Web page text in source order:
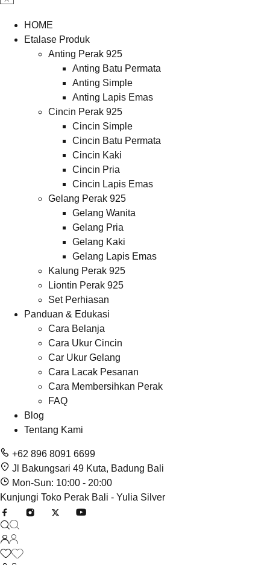
HOME
Etalase Produk
Anting Perak 925
Anting Batu Permata
Anting Simple
Anting Lapis Emas
Cincin Perak 925
Cincin Simple
Cincin Batu Permata
Cincin Kaki
Cincin Pria
Cincin Lapis Emas
Gelang Perak 925
Gelang Wanita
Gelang Pria
Gelang Kaki
Gelang Lapis Emas
Kalung Perak 925
Liontin Perak 925
Set Perhiasan
Panduan & Edukasi
Cara Belanja
Cara Ukur Cincin
Car Ukur Gelang
Cara Lacak Pesanan
Cara Membersihkan Perak
FAQ
Blog
Tentang Kami
+62 896 8091 6699
Jl Bakungsari 49 Kuta, Badung Bali
Mon-Sun: 10:00 - 20:00
Kunjungi Toko Perak Bali - Yulia Silver